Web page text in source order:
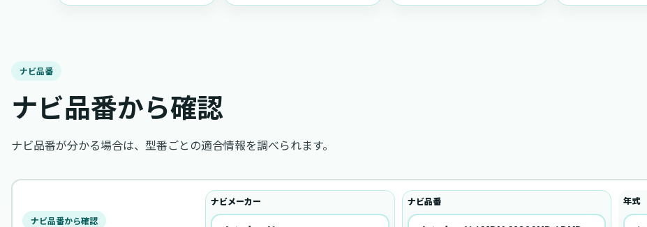
ナビ品番
ナビ品番から確認
ナビ品番が分かる場合は、型番ごとの適合情報を調べられます。
ナビ品番から確認
ナビメーカー ナビ品番 年式